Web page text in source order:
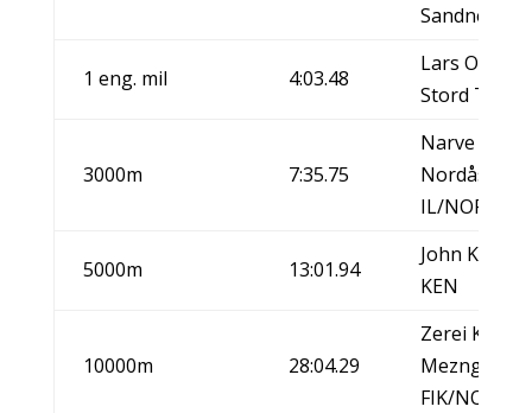
Sandnes IL/
1 eng. mil 4:03.48
Lars Ove
Stord TIL/
3000m 7:35.75
Narve Gilje
Nordås,
IL/NOR
5000m 13:01.94
John
KEN
10000m 28:04.29
Zerei Kbrom
Mezngi,
FIK/NOR